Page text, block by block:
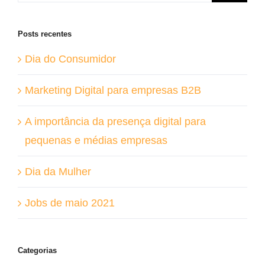
Posts recentes
Dia do Consumidor
Marketing Digital para empresas B2B
A importância da presença digital para
pequenas e médias empresas
Dia da Mulher
Jobs de maio 2021
Categorias